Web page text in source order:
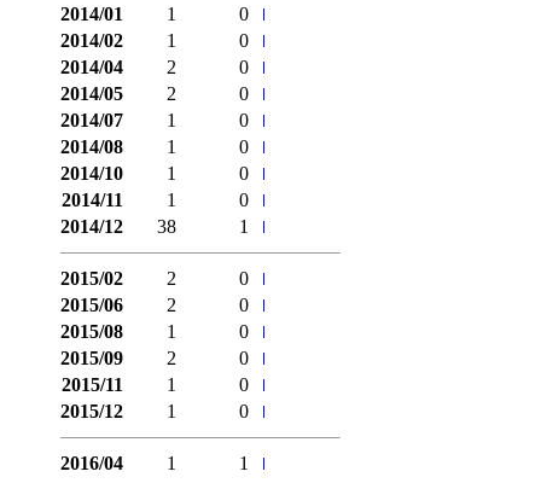
2014/01 1
0
2014/02
1
0
2014/04
2
0
2014/05
2
0
2014/07
1
0
2014/08
1
0
2014/10
1
0
2014/11
1
0
2014/12
38 1
2015/02 2
0
2015/06
2
0
2015/08
1
0
2015/09
2
0
2015/11
1
0
2015/12
1 0
2016/04 1 1